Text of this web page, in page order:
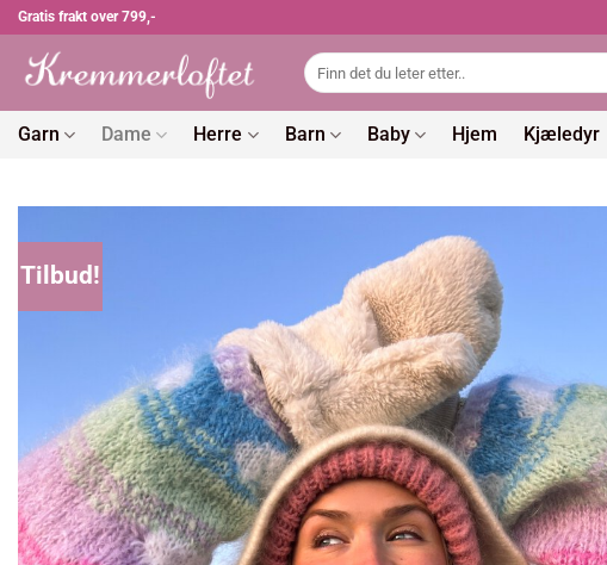
Skip
content
Gratis frakt over 799,-
Søk
etter:
Garn Dame Herre Barn Baby Hjem Kjæledyr
Tilbud!